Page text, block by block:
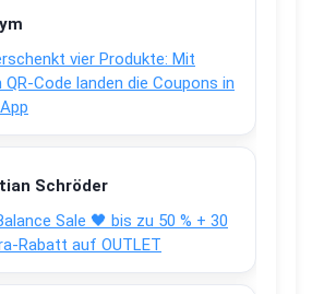
vier Produkte: Mit
QR-Code landen die Coupons in
Schröder
Sale 🖤 bis zu 50 % + 30
Rabatt auf OUTLET